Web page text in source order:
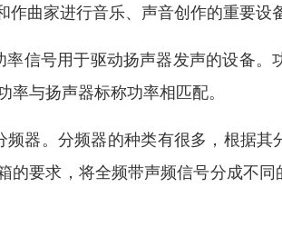
曲家进行音乐、声音创作的重要设备
信号用于驱动扬声器发声的设备。
与扬声器标称功率相匹配。
器。分频器的种类有很多，根据
的要求，将全频带声频信号分成不